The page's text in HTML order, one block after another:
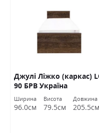
Джулі Ліжко (каркас)
90 БРВ Україна
Ширина
96.0см
Висота
79.5см
Довжина
205.5см